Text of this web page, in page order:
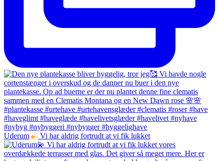
Uderum Vi har aldrig fortrudt at vi fik lukket